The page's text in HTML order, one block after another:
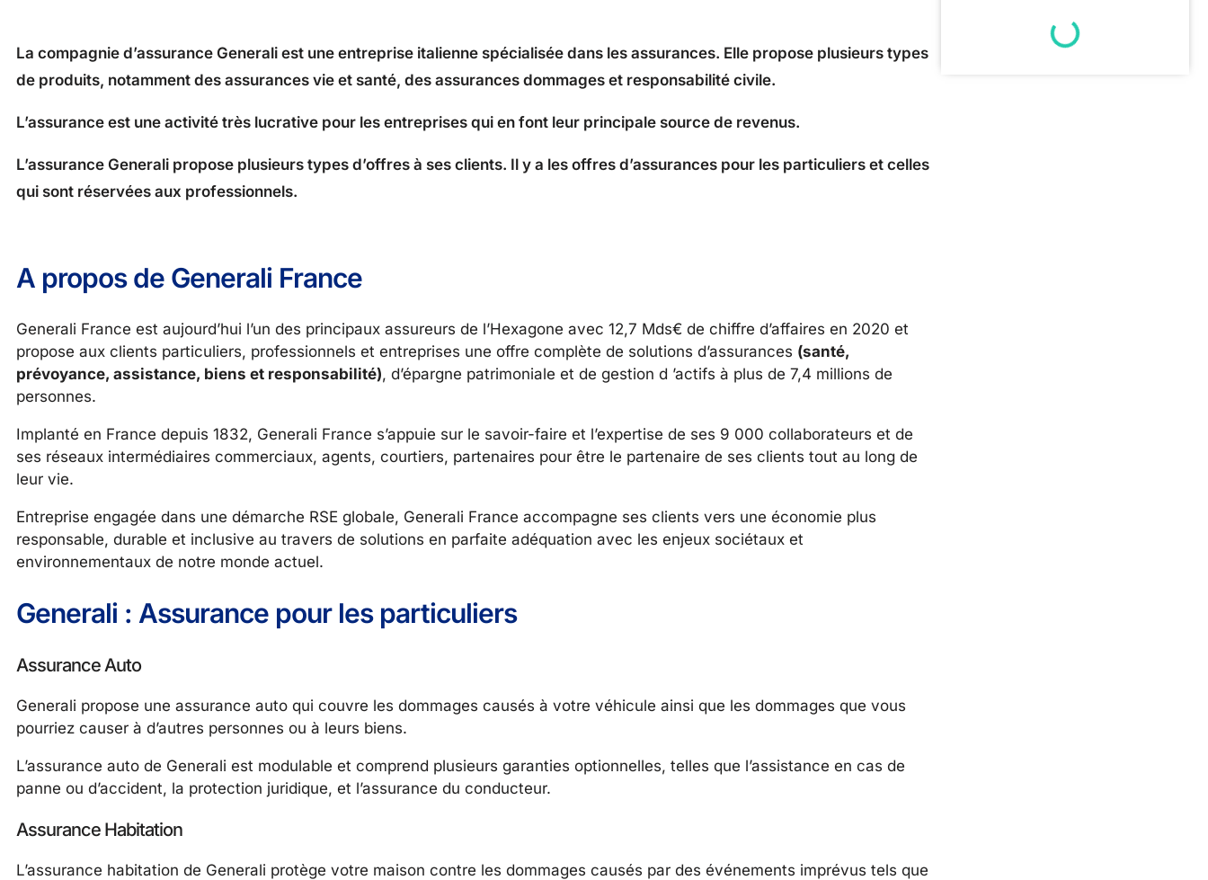
La compagnie d’assurance Generali est une entreprise italienne spécialisée dans les assurances. Elle propose plusieurs types
de produits, notamment des assurances vie et santé, des assurances dommages et responsabilité civile.
L’assurance est une activité très lucrative pour les entreprises qui en font leur principale source de revenus.
L’assurance Generali propose plusieurs types d’offres à ses clients. Il y a les offres d’assurances pour les particuliers et celles
qui sont réservées aux professionnels.
A propos de Generali France
Generali France est aujourd’hui l’un des principaux assureurs de l’Hexagone avec 12,7 Mds€ de chiffre d’affaires en 2020 et
propose aux clients particuliers, professionnels et entreprises une offre complète de solutions d’assurances (santé,
prévoyance, assistance, biens et responsabilité), d’épargne patrimoniale et de gestion d ’actifs à plus de 7,4 millions de
personnes.
Implanté en France depuis 1832, Generali France s’appuie sur le savoir-faire et l’expertise de ses 9 000 collaborateurs et de
ses réseaux intermédiaires commerciaux, agents, courtiers, partenaires pour être le partenaire de ses clients tout au long de
leur vie.
Entreprise engagée dans une démarche RSE globale, Generali France accompagne ses clients vers une économie plus
responsable, durable et inclusive au travers de solutions en parfaite adéquation avec les enjeux sociétaux et
environnementaux de notre monde actuel.
Generali : Assurance pour les particuliers
Assurance Auto
Generali propose une assurance auto qui couvre les dommages causés à votre véhicule ainsi que les dommages que vous
pourriez causer à d’autres personnes ou à leurs biens.
L’assurance auto de Generali est modulable et comprend plusieurs garanties optionnelles, telles que l’assistance en cas de
panne ou d’accident, la protection juridique, et l’assurance du conducteur.
Assurance Habitation
L’assurance habitation de Generali protège votre maison contre les dommages causés par des événements imprévus tels que